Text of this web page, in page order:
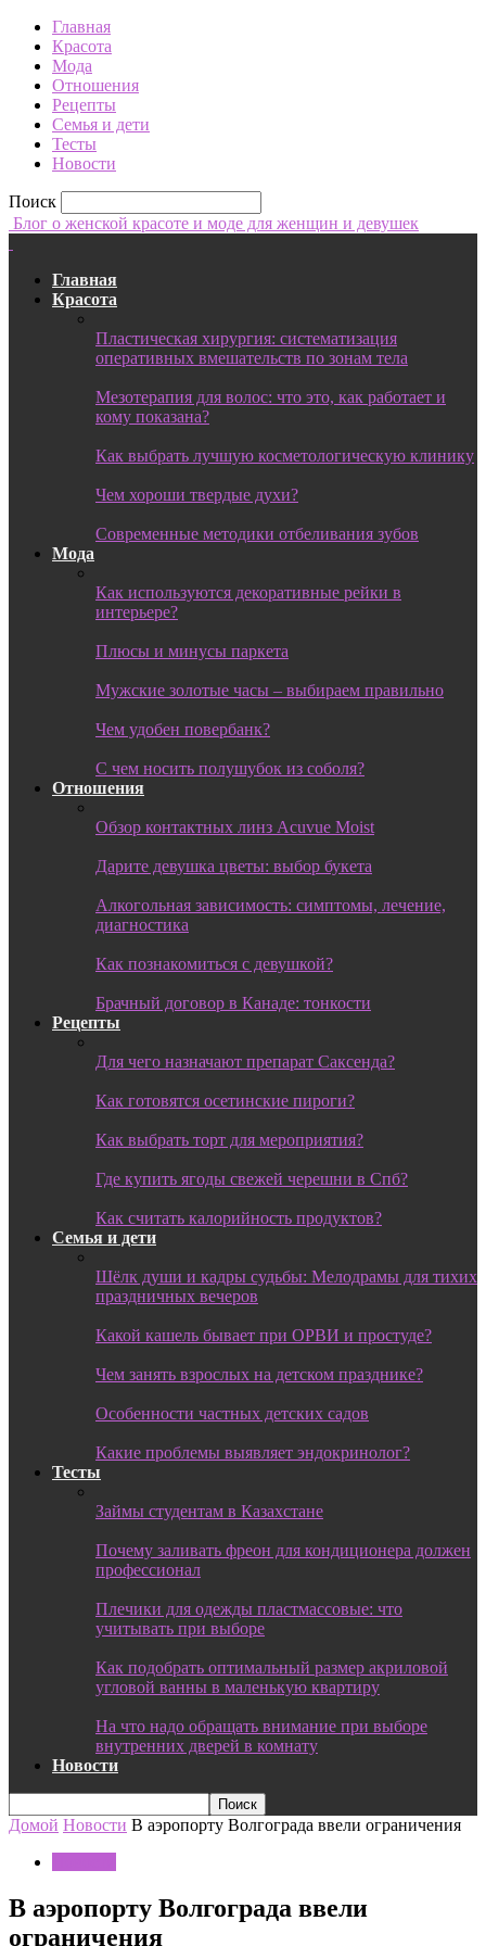
Главная
Красота
Мода
Отношения
Рецепты
Семья и дети
Тесты
Новости
Поиск
Блог о женской красоте и моде для женщин и девушек
Главная
Красота
Пластическая хирургия: систематизация
оперативных вмешательств по зонам тела
Мезотерапия для волос: что это, как работает и
кому показана?
Как выбрать лучшую косметологическую клинику
Чем хороши твердые духи?
Современные методики отбеливания зубов
Мода
Как используются декоративные рейки в
интерьере?
Плюсы и минусы паркета
Мужские золотые часы – выбираем правильно
Чем удобен повербанк?
С чем носить полушубок из соболя?
Отношения
Обзор контактных линз Acuvue Moist
Дарите девушка цветы: выбор букета
Алкогольная зависимость: симптомы, лечение,
диагностика
Как познакомиться с девушкой?
Брачный договор в Канаде: тонкости
Рецепты
Для чего назначают препарат Саксенда?
Как готовятся осетинские пироги?
Как выбрать торт для мероприятия?
Где купить ягоды свежей черешни в Спб?
Как считать калорийность продуктов?
Семья и дети
Шёлк души и кадры судьбы: Мелодрамы для тихих
праздничных вечеров
Какой кашель бывает при ОРВИ и простуде?
Чем занять взрослых на детском празднике?
Особенности частных детских садов
Какие проблемы выявляет эндокринолог?
Тесты
Займы студентам в Казахстане
Почему заливать фреон для кондиционера должен
профессионал
Плечики для одежды пластмассовые: что
учитывать при выборе
Как подобрать оптимальный размер акриловой
угловой ванны в маленькую квартиру
На что надо обращать внимание при выборе
внутренних дверей в комнату
Новости
Домой Новости В аэропорту Волгограда ввели ограничения
В аэропорту Волгограда ввели
ограничения